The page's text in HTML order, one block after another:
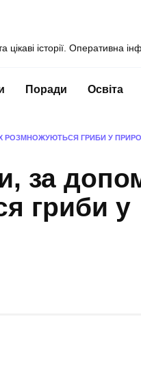
цікаві історії.
Поради Освіта
ГРИБИ У
за
гриби у